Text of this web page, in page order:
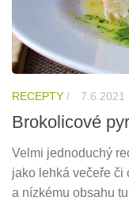
RECEPTY / 7.6.2021
Brokolicové
Velmi jednoduchý
jako lehká večeře či
a nízkému obsahu